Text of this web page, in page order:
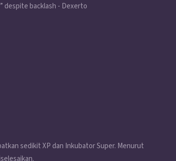
sedikit XP dan Inkubator Super. Menurut